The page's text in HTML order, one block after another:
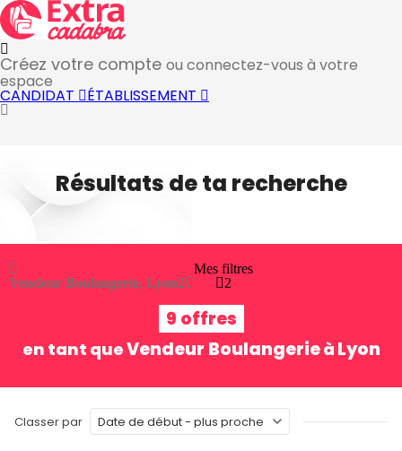
Créez votre compte ou connectez-vous à votre
espace
CANDIDAT ÉTABLISSEMENT
Résultats de ta recherche
Vendeur Boulangerie, Lyon2
Mes filtres
2
9 offres
en tant queVendeur Boulangerieà Lyon
Classer par